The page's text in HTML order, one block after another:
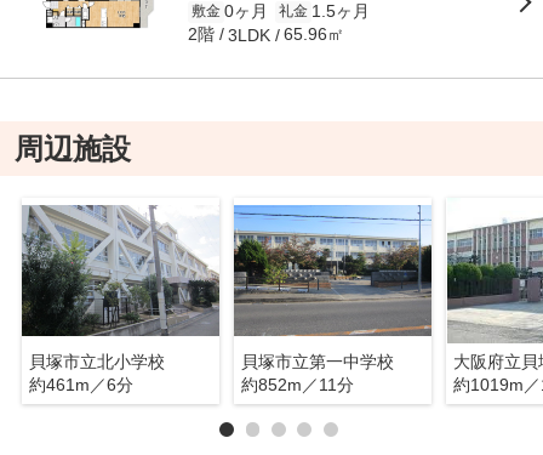
敷金 0ヶ月 礼金 1.5ヶ月
2階 3LDK 65.96㎡
周辺施設
貝塚市立北小学校
約461m／6分
貝塚市立第一中学校
約852m／11分
大阪府立貝
約1019m